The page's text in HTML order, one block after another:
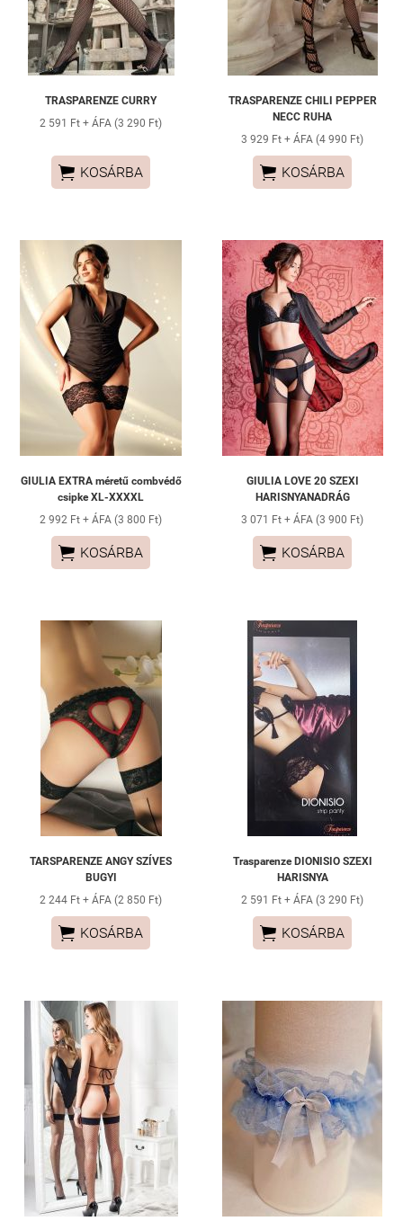
TRASPARENZE CURRY
2 591 Ft + ÁFA (3 290 Ft)
 KOSÁRBA
TRASPARENZE CHILI PEPPER
NECC RUHA
3 929 Ft + ÁFA (4 990 Ft)
 KOSÁRBA
GIULIA EXTRA méretű combvédő
csipke XL-XXXXL
2 992 Ft + ÁFA (3 800 Ft)
 KOSÁRBA
GIULIA LOVE 20 SZEXI
HARISNYANADRÁG
3 071 Ft + ÁFA (3 900 Ft)
 KOSÁRBA
TARSPARENZE ANGY SZÍVES
BUGYI
2 244 Ft + ÁFA (2 850 Ft)
 KOSÁRBA
Trasparenze DIONISIO SZEXI
HARISNYA
2 591 Ft + ÁFA (3 290 Ft)
 KOSÁRBA